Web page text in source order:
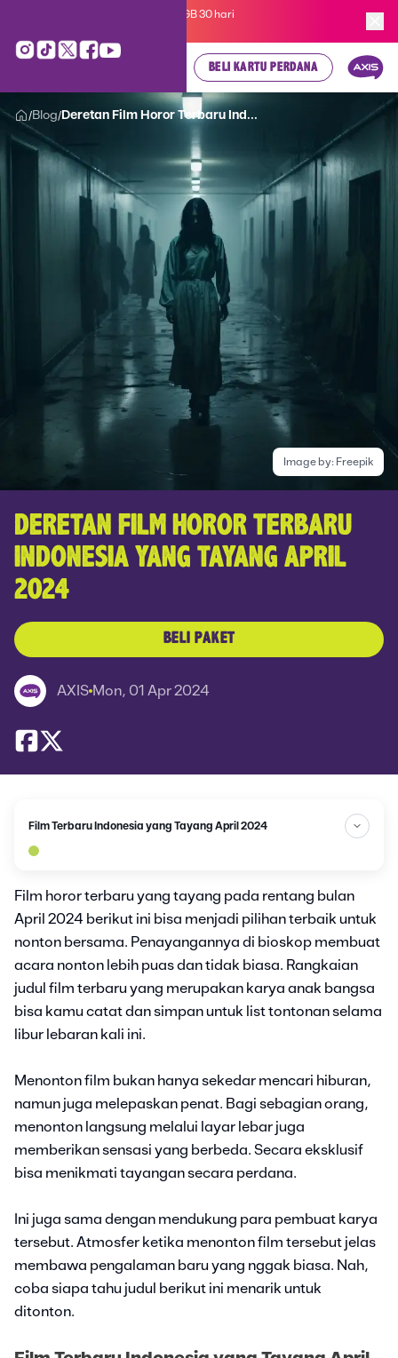
Kartu Perdana AXIS Suka-Suka 3GB 30 hari
BELI KARTU PERDANA
/Blog/ Deretan Film Horor Terbaru Ind...
Image by: Freepik
DERETAN FILM HOROR TERBARU
INDONESIA YANG TAYANG APRIL
2024
BELI PAKET
AXIS Mon, 01 Apr 2024
Film Terbaru Indonesia yang Tayang April 2024
Film horor terbaru yang tayang pada rentang bulan
April 2024 berikut ini bisa menjadi pilihan terbaik untuk
nonton bersama. Penayangannya di bioskop membuat
acara nonton lebih puas dan tidak biasa. Rangkaian
judul film terbaru yang merupakan karya anak bangsa
bisa kamu catat dan simpan untuk list tontonan selama
libur lebaran kali ini.
Menonton film bukan hanya sekedar mencari hiburan,
namun juga melepaskan penat. Bagi sebagian orang,
menonton langsung melalui layar lebar juga
memberikan sensasi yang berbeda. Secara eksklusif
bisa menikmati tayangan secara perdana.
Ini juga sama dengan mendukung para pembuat karya
tersebut. Atmosfer ketika menonton film tersebut jelas
membawa pengalaman baru yang nggak biasa. Nah,
coba siapa tahu judul berikut ini menarik untuk
ditonton.